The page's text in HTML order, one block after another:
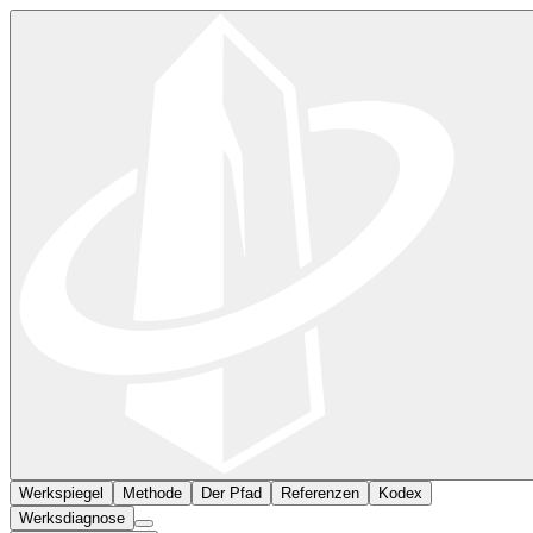
Werkspiegel Methode Der Pfad Referenzen
Kodex
Werksdiagnose